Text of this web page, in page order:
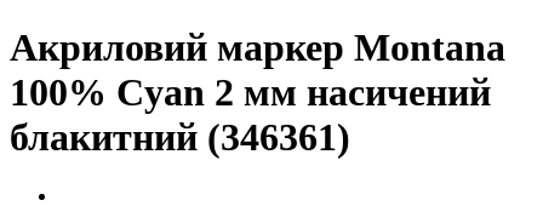
Акриловий маркер Montana
100% Cyan 2 мм насичений
блакитний (346361)